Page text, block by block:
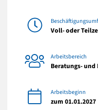
Voll- oder
Arbeitsbereich
Beratungs-
Arbeitsbeginn
zum 01.01.2027